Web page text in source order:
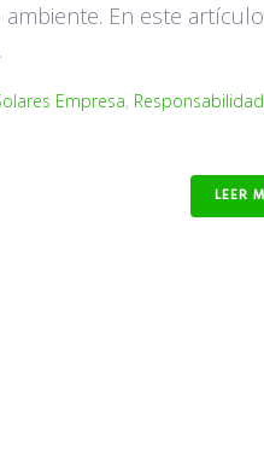
En este
Empresa, Responsabilidad
LEER